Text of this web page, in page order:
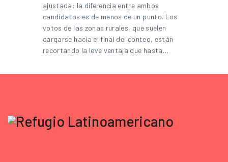
ajustada: la diferencia entre ambos
candidatos es de menos de un punto. Los
votos de las zonas rurales, que suelen
cargarse hacia el final del conteo, están
recortando la leve ventaja que hasta…